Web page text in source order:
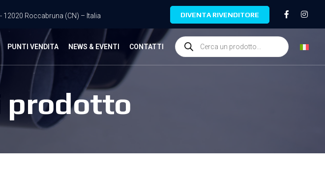
12020 Roccabruna (CN) – Italia DIVENTA RIVENDITORE
PUNTI VENDITA NEWS & EVENTI CONTATTI
prodotto